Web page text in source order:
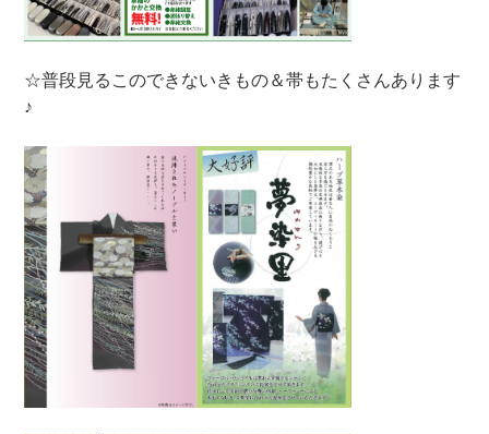
☆普段見るこのできないきもの＆帯もたくさんあります
♪